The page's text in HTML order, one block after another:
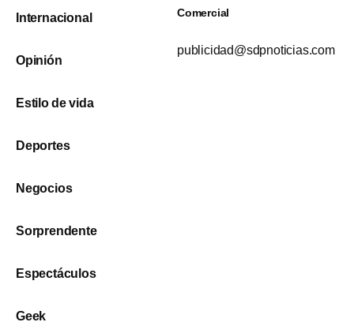
Internacional
Opinión
Estilo de vida
Deportes
Negocios
Sorprendente
Espectáculos
Geek
Comercial
publicidad@sdpnoticias.com